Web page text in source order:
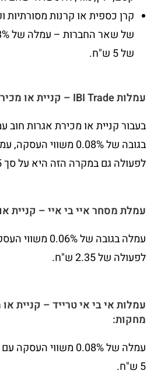
קרן כספית או קרנות מסורתיות
של 5 ש"ח.
עמלות IBI Trade – קניית או מכירת אג"ח:
בעבור קניית או מכירת אגרות
בגובה של 0.08% משווי
לפעולה גם במקרה הזה היא על סך 2.35 ש"ח.
עמלת מסחר איי בי איי – קניית
עמלה בגובה של
לפעולה של 2.35 ש"ח.
עמלות אי בי אי טרייד – קניית
מחקות:
עמלה של 0.08% משווי
5 ש"ח.